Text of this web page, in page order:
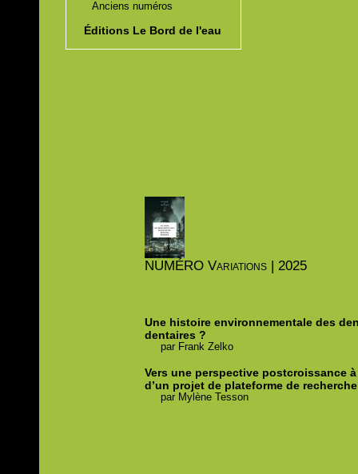
Anciens numéros
Éditions Le Bord de l'eau
NUMÉROVariations | 2025
Une histoire environnementale des
dentaires ?
par Frank Zelko
Vers une perspective postcroissance
d’un projet de plateforme de recherche
par Mylène Tesson